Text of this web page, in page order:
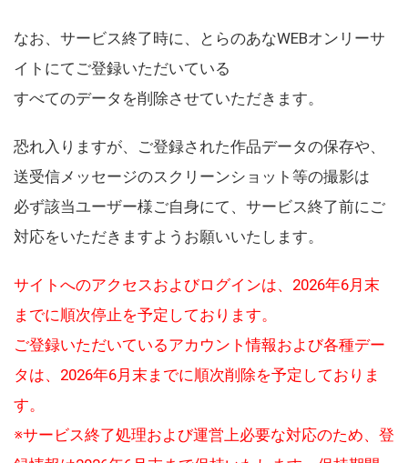
なお、サービス終了時に、とらのあなWEBオンリーサ
イトにてご登録いただいている
すべてのデータを削除させていただきます。
恐れ入りますが、ご登録された作品データの保存や、
送受信メッセージのスクリーンショット等の撮影は
必ず該当ユーザー様ご自身にて、サービス終了前にご
対応をいただきますようお願いいたします。
サイトへのアクセスおよびログインは、2026年6月末
までに順次停止を予定しております。
ご登録いただいているアカウント情報および各種デー
タは、2026年6月末までに順次削除を予定しておりま
す。
※サービス終了処理および運営上必要な対応のため、登